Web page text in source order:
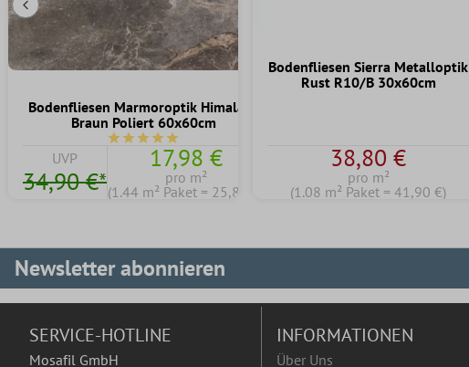
Vorherige Folie
Bodenfliesen Marmoroptik Himalaya
Braun Poliert 60x60cm
Durchschnittliche Bewertung von 5 von 5 Sternen
UVP
34,90 €*
17,98 €
pro m²
(1.44 m² Paket = 25,89 €)
Bodenfliesen Sierra Metalloptik
Rust R10/B 30x60cm
38,80 €
pro m²
(1.08 m² Paket = 41,90 €)
Newsletter abonnieren
SERVICE-HOTLINE
Mosafil GmbH
INFORMATIONEN
Über Uns